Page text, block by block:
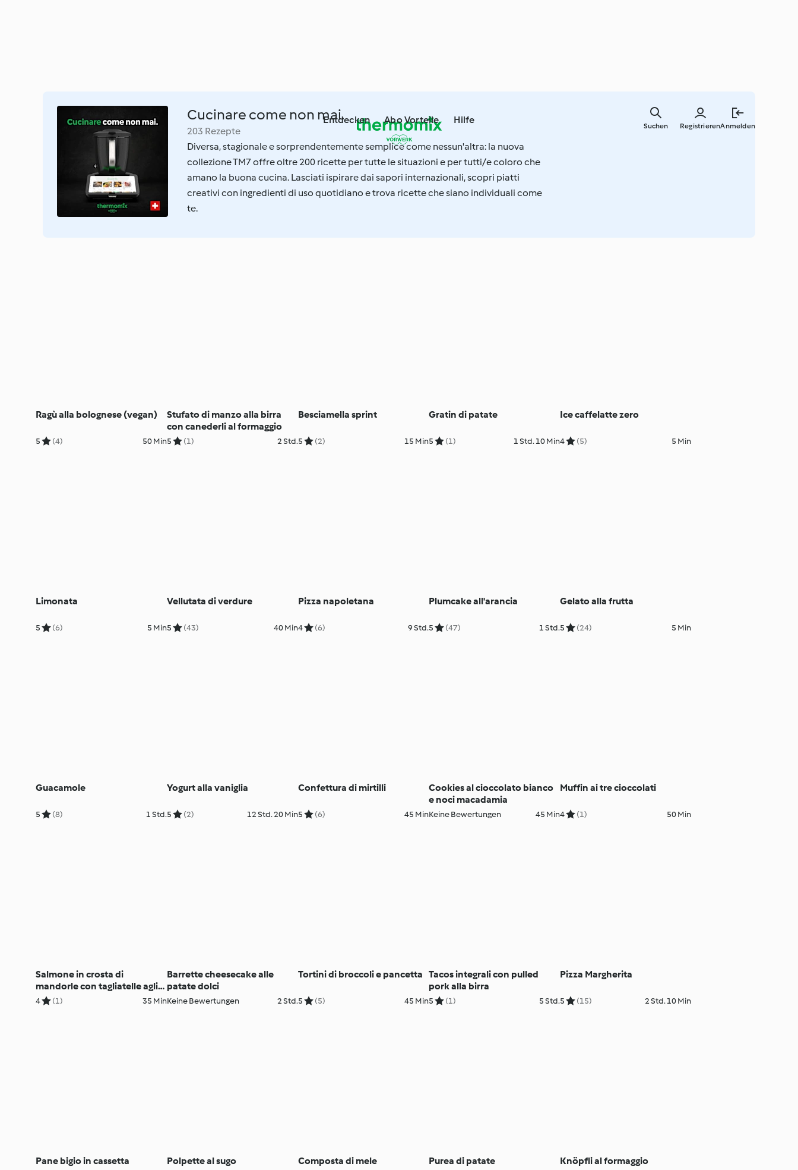
springen
Entdecken Abo Vorteile Hilfe
RegistrierenAnmelden
Suchen
Cucinare come non mai.
203 Rezepte
Diversa, stagionale e sorprendentemente semplice come nessun'altra: la nuova
collezione TM7 offre oltre 200 ricette per tutte le situazioni e per tutti/e coloro che
amano la buona cucina. Lasciati ispirare dai sapori internazionali, scopri piatti
creativi con ingredienti di uso quotidiano e trova ricette che siano individuali come
te.
Ragù alla bolognese (vegan)
5 (4) 50 Min
Stufato di manzo alla birra
con canederli al formaggio
5 (1) 2 Std.
Besciamella sprint
5 (2) 15 Min
Gratin di patate
5 (1) 1 Std. 10 Min
Ice caffelatte zero
4 (5) 5 Min
Limonata
5 (6) 5 Min
Vellutata di verdure
5 (43) 40 Min
Pizza napoletana
4 (6) 9 Std.
Plumcake all'arancia
5 (47) 1 Std.
Gelato alla frutta
5 (24) 5 Min
Guacamole
5 (8) 1 Std.
Yogurt alla vaniglia
5 (2) 12 Std. 20 Min
Confettura di mirtilli
5 (6) 45 Min
Cookies al cioccolato bianco
e noci macadamia
Keine Bewertungen 45 Min
Muffin ai tre cioccolati
4 (1) 50 Min
Salmone in crosta di
mandorle con tagliatelle agli
asparagi
4 (1) 35 Min
Barrette cheesecake alle
patate dolci
Keine Bewertungen 2 Std.
Tortini di broccoli e pancetta
5 (5) 45 Min
Tacos integrali con pulled
pork alla birra
5 (1) 5 Std.
Pizza Margherita
5 (15) 2 Std. 10 Min
Pane bigio in cassetta Polpette al sugo Composta di mele Purea di patate Knöpfli al formaggio